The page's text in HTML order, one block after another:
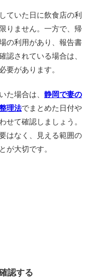
ていた日に飲食店の利
りません。一方で、帰
の利用があり、報告書
認されている場合は、
要があります。
た場合は、 静岡で妻の
理法でまとめた日付や
せて確認しましょう。
はなく、見える範囲の
が大切です。
認する